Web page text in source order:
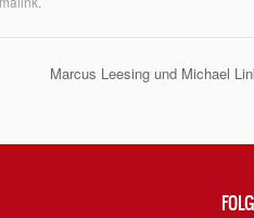
Marcus Leesing und Michael